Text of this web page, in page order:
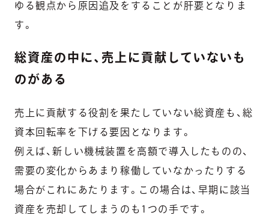
ゆる観点から原因追及をすることが肝要となりま
す。
総資産の中に、売上に貢献していないも
のがある
売上に貢献する役割を果たしていない総資産も、総
資本回転率を下げる要因となります。
例えば、新しい機械装置を高額で導入したものの、
需要の変化からあまり稼働していなかったりする
場合がこれにあたります。この場合は、早期に該当
資産を売却してしまうのも1つの手です。